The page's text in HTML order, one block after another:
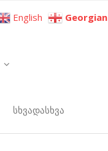
სხვადასხვა
English Georgian